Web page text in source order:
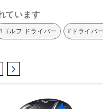
ています
ゴルフ ドライバー #ドライバー